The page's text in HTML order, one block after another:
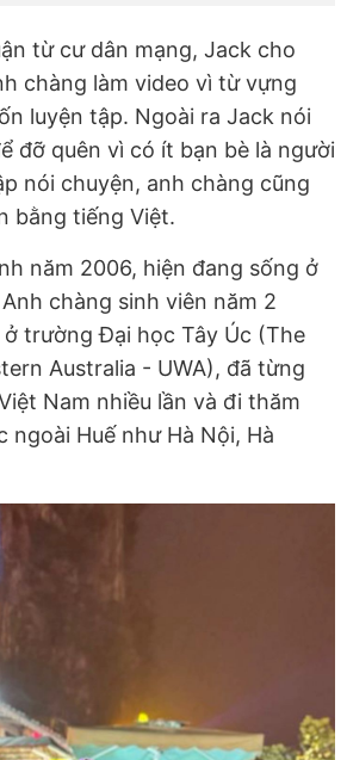
từ cư dân mạng, Jack cho
chàng làm video vì từ vựng
luyện tập. Ngoài ra Jack nói
đỡ quên vì có ít bạn bè là người
nói chuyện, anh chàng cũng
bằng tiếng Việt.
năm 2006, hiện đang sống ở
chàng sinh viên năm 2
trường Đại học Tây Úc (The
Australia - UWA), đã từng
Nam nhiều lần và đi thăm
ngoài Huế như Hà Nội, Hà